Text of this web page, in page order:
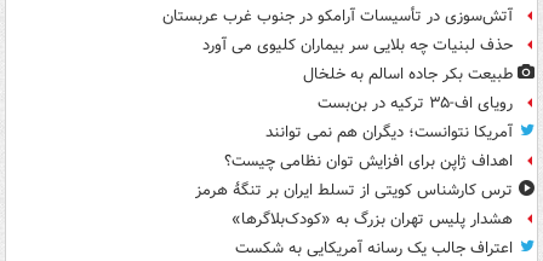
آتش‌سوزی در تأسیسات آرامکو در جنوب غرب عربستان
حذف لبنیات چه بلایی سر بیماران کلیوی می آورد
طبیعت بکر جاده اسالم به خلخال
رویای اف-۳۵ ترکیه در بن‌بست
آمریکا نتوانست؛ دیگران هم نمی توانند
اهداف ژاپن برای افزایش توان نظامی چیست؟
ترس کارشناس کویتی از تسلط ایران بر تنگۀ هرمز
هشدار پلیس تهران بزرگ به «کودک‌بلاگرها»
اعتراف جالب یک رسانه آمریکایی به شکست